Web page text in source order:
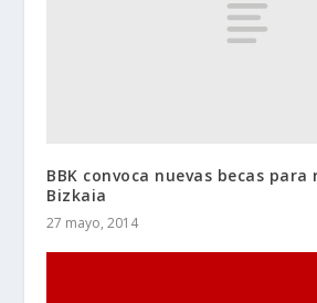
BBK convoca nuevas becas para
Bizkaia
27 mayo, 2014